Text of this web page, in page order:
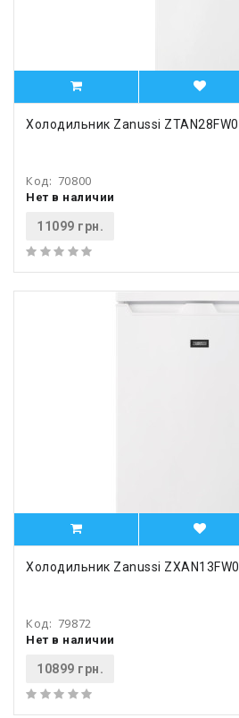
Холодильник Zanussi ZTAN28FW0
Код: 70800
Нет в наличии
11099 грн.
Холодильник Zanussi ZXAN13FW0
Код: 79872
Нет в наличии
10899 грн.